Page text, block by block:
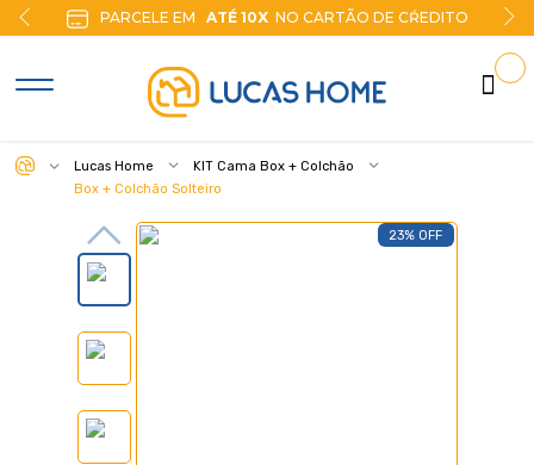
PARCELE EM ATÉ 10X NO CARTÃO DE CŔEDITO
Lucas Home
KIT Cama Box + Colchão
Box + Colchão Solteiro
23% OFF